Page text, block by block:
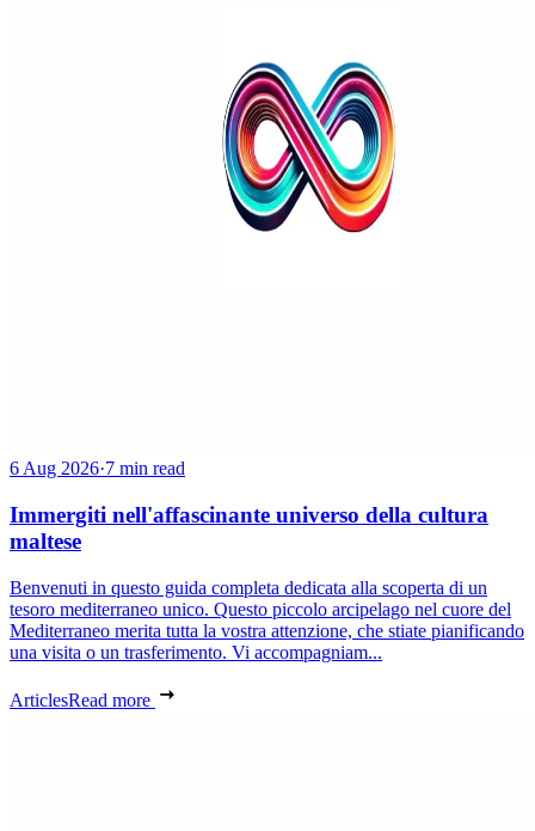
6 Aug 2026·7 min read
Immergiti nell'affascinante universo della cultura
maltese
Benvenuti in questo guida completa dedicata alla scoperta di un
tesoro mediterraneo unico. Questo piccolo arcipelago nel cuore del
Mediterraneo merita tutta la vostra attenzione, che stiate pianificando
una visita o un trasferimento. Vi accompagniam...
ArticlesRead more